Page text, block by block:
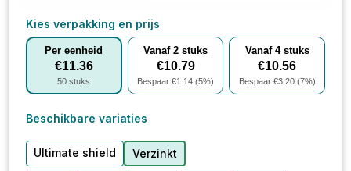
Kies verpakking en prijs
Per eenheid
€11.36
50 stuks
Vanaf 2 stuks
€10.79
Bespaar €1.14 (5%)
Vanaf 4stuks
€10.56
Bespaar €3.20(7%)
Beschikbare variaties
Ultimate shield Verzinkt